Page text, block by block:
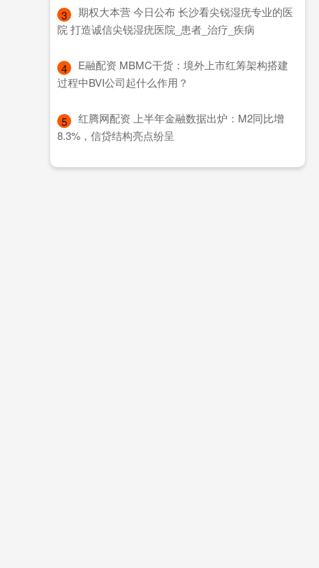
3
​期权大本营 今日公布 长沙看尖锐湿疣专业的医
院 打造诚信尖锐湿疣医院_患者_治疗_疾病
4
​E融配资 MBMC干货：境外上市红筹架构搭建
过程中BVI公司起什么作用？
5
​红腾网配资 上半年金融数据出炉：M2同比增
8.3%，信贷结构亮点纷呈